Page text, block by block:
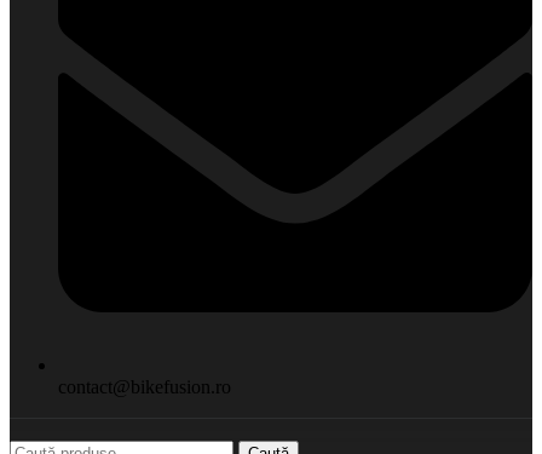
contact@bikefusion.ro